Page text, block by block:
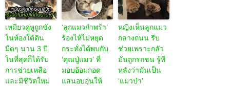
เหมียวคู่หูถูกขัง
ในห้องใต้ดิน
มืดๆ นาน 3 ปี
ในที่สุดก็ได้รับ
การช่วยเหลือ
และมีชีวิตใหม่
‘ลูกแมวกำพร้า’
ร้องไห้ไม่หยุด
กระทั่งได้พบกับ
‘คุณปู่แมว’ ที่
มอบอ้อมกอด
แสนอบอุ่นให้
หญิงเห็นลูกแมว
กลางถนน รีบ
ช่วยเพราะกลัว
มันถูกรถชน รู้ที
หลังว่ามันเป็น
‘แมวป่า’